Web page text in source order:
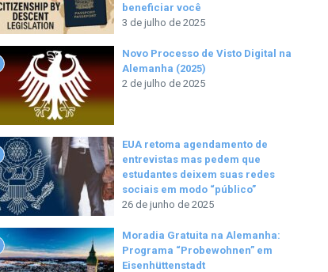
beneficiar você
3 de julho de 2025
Novo Processo de Visto Digital na
Alemanha (2025)
2 de julho de 2025
EUA retoma agendamento de
entrevistas mas pedem que
estudantes deixem suas redes
sociais em modo “público”
26 de junho de 2025
Moradia Gratuita na Alemanha:
Programa “Probewohnen” em
Eisenhüttenstadt